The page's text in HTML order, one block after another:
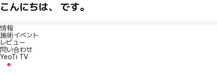
こんにちは、 です。
情報
施術イベント
レビュー
問い合わせ
YeoTi TV